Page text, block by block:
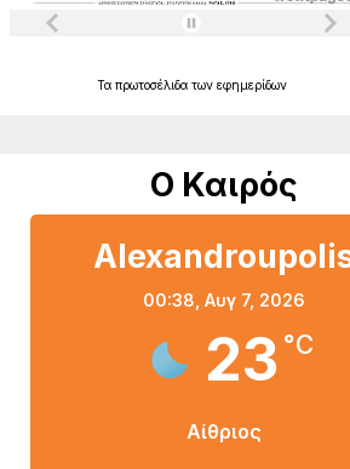
Τα πρωτοσέλιδα των εφημερίδων
Ο Καιρός
00:38, Αυγ 7, 2026
23 °C
Αίθριος